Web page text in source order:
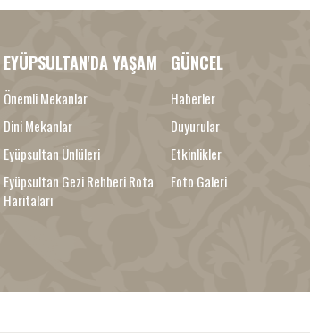
EYÜPSULTAN'DA YAŞAM
Önemli Mekanlar
Dini Mekanlar
Eyüpsultan Ünlüleri
Eyüpsultan Gezi Rehberi Rota
Haritaları
GÜNCEL
Haberler
Duyurular
Etkinlikler
Foto Galeri